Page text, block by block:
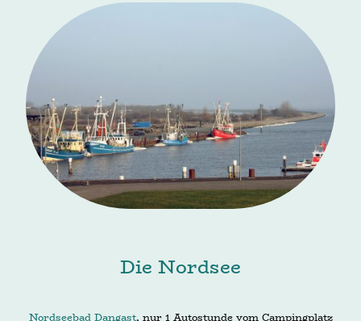
Die Nordsee
Nordseebad Dangast, nur 1 Autostunde vom Campingplatz